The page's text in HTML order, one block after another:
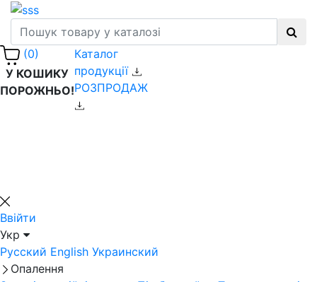
(0)
У КОШИКУ
ПОРОЖНЬО!
Каталог
продукції
РОЗПРОДАЖ
Ввійти
Укр
Русский English Украинский
Опалення